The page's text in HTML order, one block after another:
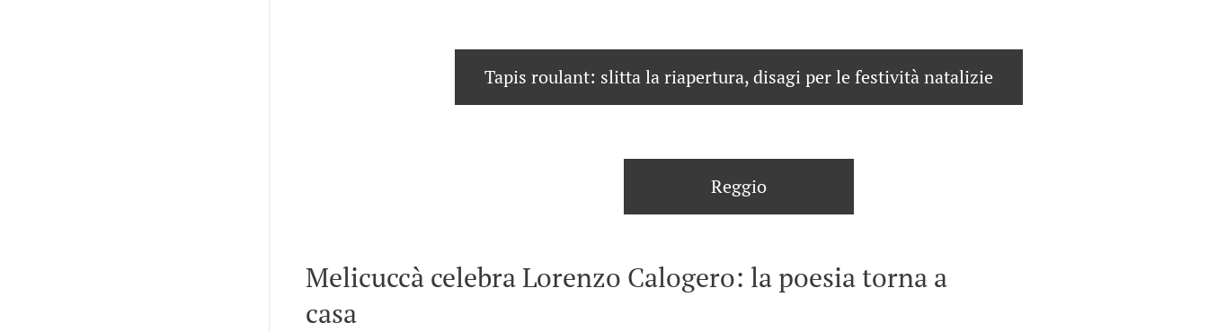
Tapis roulant: slitta la riapertura, disagi per le festività natalizie
Reggio
Melicuccà celebra Lorenzo Calogero: la poesia torna a
casa